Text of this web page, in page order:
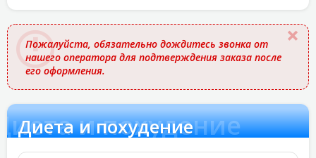
названию
Пожалуйста, обязательно дождитесь звонка от
нашего оператора для подтверждения заказа после
его оформления.
и похудение
Диета и похудение